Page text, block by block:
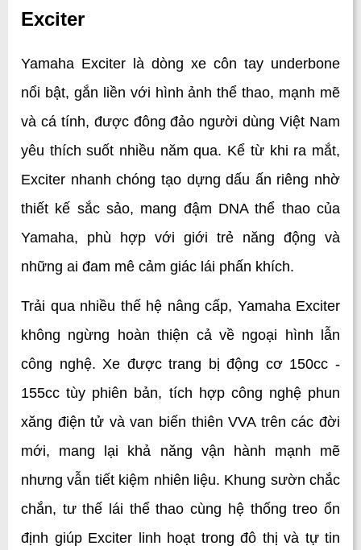
Exciter
Yamaha Exciter là dòng xe côn tay underbone
nổi bật, gắn liền với hình ảnh thể thao, mạnh mẽ
và cá tính, được đông đảo người dùng Việt Nam
yêu thích suốt nhiều năm qua. Kể từ khi ra mắt,
Exciter nhanh chóng tạo dựng dấu ấn riêng nhờ
thiết kế sắc sảo, mang đậm DNA thể thao của
Yamaha, phù hợp với giới trẻ năng động và
những ai đam mê cảm giác lái phấn khích.
Trải qua nhiều thế hệ nâng cấp, Yamaha Exciter
không ngừng hoàn thiện cả về ngoại hình lẫn
công nghệ. Xe được trang bị động cơ 150cc -
155cc tùy phiên bản, tích hợp công nghệ phun
xăng điện tử và van biến thiên VVA trên các đời
mới, mang lại khả năng vận hành mạnh mẽ
nhưng vẫn tiết kiệm nhiên liệu. Khung sườn chắc
chắn, tư thế lái thể thao cùng hệ thống treo ổn
định giúp Exciter linh hoạt trong đô thị và tự tin